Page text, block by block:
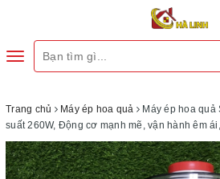
Toggle
Trang chủ Máy ép hoa quả
Máy ép hoa quả
suất 260W, Động cơ mạnh mẽ, vận hành êm